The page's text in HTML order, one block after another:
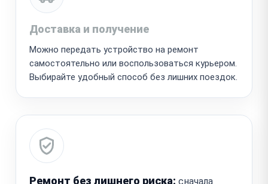
Доставка и получение
Можно передать устройство на ремонт
самостоятельно или воспользоваться курьером.
Выбирайте удобный способ без лишних поездок.
Ремонт без лишнего риска: сначала